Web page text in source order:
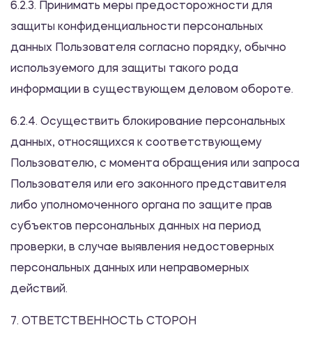
6.2.3. Принимать меры предосторожности для
защиты конфиденциальности персональных
данных Пользователя согласно порядку, обычно
используемого для защиты такого рода
информации в существующем деловом обороте.
6.2.4. Осуществить блокирование персональных
данных, относящихся к соответствующему
Пользователю, с момента обращения или запроса
Пользователя или его законного представителя
либо уполномоченного органа по защите прав
субъектов персональных данных на период
проверки, в случае выявления недостоверных
персональных данных или неправомерных
действий.
7. ОТВЕТСТВЕННОСТЬ СТОРОН